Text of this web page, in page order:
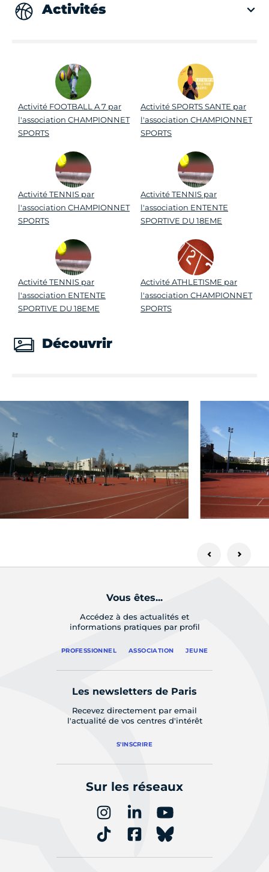
Activités
Activité FOOTBALL A 7 par
l'association CHAMPIONNET
SPORTS
Activité SPORTS SANTE par
l'association CHAMPIONNET
SPORTS
Activité TENNIS par
l'association CHAMPIONNET
SPORTS
Activité TENNIS par
l'association ENTENTE
SPORTIVE DU 18EME
Activité TENNIS par
l'association ENTENTE
SPORTIVE DU 18EME
Activité ATHLETISME par
l'association CHAMPIONNET
SPORTS
Découvrir
Vous êtes...
Accédez à des actualités et
informations pratiques par profil
PROFESSIONNEL ASSOCIATION JEUNE
Les newsletters de Paris
Recevez directement par email
l'actualité de vos centres d'intérêt
S'INSCRIRE
Sur les réseaux